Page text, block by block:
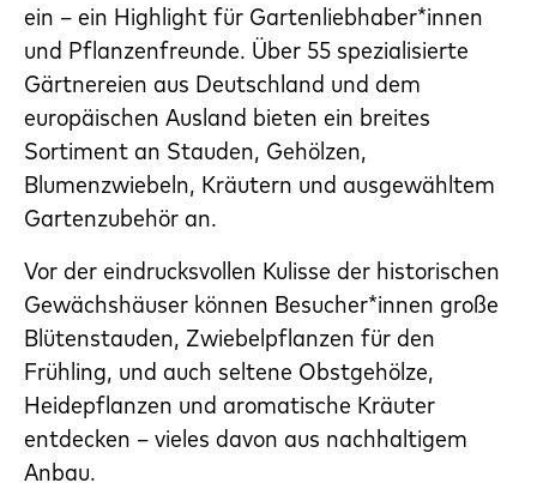
ein – ein Highlight für Gartenliebhaber*innen
und Pflanzenfreunde. Über 55 spezialisierte
Gärtnereien aus Deutschland und dem
europäischen Ausland bieten ein breites
Sortiment an Stauden, Gehölzen,
Blumenzwiebeln, Kräutern und ausgewähltem
Gartenzubehör an.
Vor der eindrucksvollen Kulisse der historischen
Gewächshäuser können Besucher*innen große
Blütenstauden, Zwiebelpflanzen für den
Frühling, und auch seltene Obstgehölze,
Heidepflanzen und aromatische Kräuter
entdecken – vieles davon aus nachhaltigem
Anbau.